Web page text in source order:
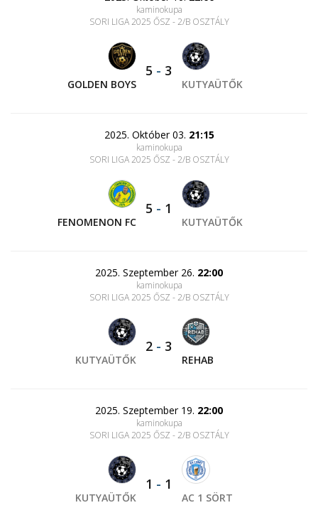
kaminokupa
SORI LIGA 2025 ŐSZ - 2/B OSZTÁLY
GOLDEN BOYS
5 - 3
KUTYAÜTŐK
2025. Október 03. 21:15
kaminokupa
SORI LIGA 2025 ŐSZ - 2/B OSZTÁLY
FENOMENON FC
5 - 1
KUTYAÜTŐK
2025. Szeptember 26. 22:00
kaminokupa
SORI LIGA 2025 ŐSZ - 2/B OSZTÁLY
KUTYAÜTŐK
2 - 3
REHAB
2025. Szeptember 19. 22:00
kaminokupa
SORI LIGA 2025 ŐSZ - 2/B OSZTÁLY
KUTYAÜTŐK
1 - 1
AC 1 SÖRT